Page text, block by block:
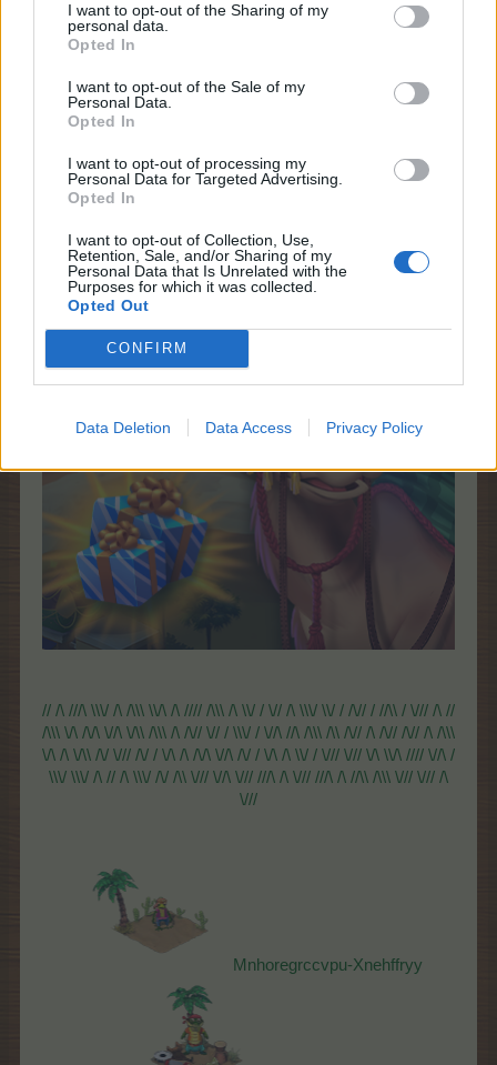
I want to opt-out of the Sharing of my
personal data.
Opted In
I want to opt-out of the Sale of my
Personal Data.
Opted In
I want to opt-out of processing my
Personal Data for Targeted Advertising.
Opted In
I want to opt-out of Collection, Use,
Retention, Sale, and/or Sharing of my
Personal Data that Is Unrelated with the
Purposes for which it was collected.
Opted Out
CONFIRM
Data Deletion Data Access Privacy Policy
Orfhpur qra Mhpugfgnyy haq ortvaar zvg qre Mhpug iba
Fnrhtrgvrera haq Svfpura.
21 45 15 42 24 15 14 15 44 24 15 42 55 45 13 23 44 15
42 23 11 15 31 44 43 44 14 45 15 24 33 15 33 44 43 35
42 15 13 23 15 33 14 15 43 11 12 55 15 24 13 23 15 33
// /\ ///\ \\\/ /\ /\\\ \\/\ /\ //// /\\\ /\ \\/ / \// /\ \\\/ \\/ / /\// / //\\ / \/// /\ //
/\\\ \/\ /\/\ \//\ \/\\ /\\\ /\ /\// \// / \\\/ / \//\ //\ /\\\ /\\ /\// /\ /\// /\// /\ /\\\
\/\ /\ \/\\ /\/ \/// /\/ / \/\ /\ /\/\ \//\ /\/ / \/\ /\ \\/ / \/// \/// \/\ \\/\ //// \//\ /
\\\/ \\\/ /\ // /\ \\\/ /\/ /\\ \/// \//\ \/// ///\ /\ \/// ///\ /\ //\\ /\\\ \/// \/// /\
\///
Mnhoregrccvpu-Xnehffryy